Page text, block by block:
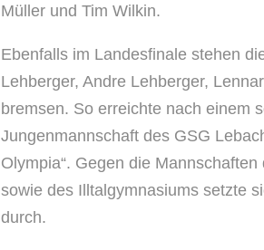
Müller und Tim Wilkin.
Ebenfalls im Landesfinale stehen
Lehberger, Andre Lehberger,
bremsen. So erreichte nach einem
Jungenmannschaft des GSG
Olympia“. Gegen die
sowie des Illtalgymnasiums setzte
durch.